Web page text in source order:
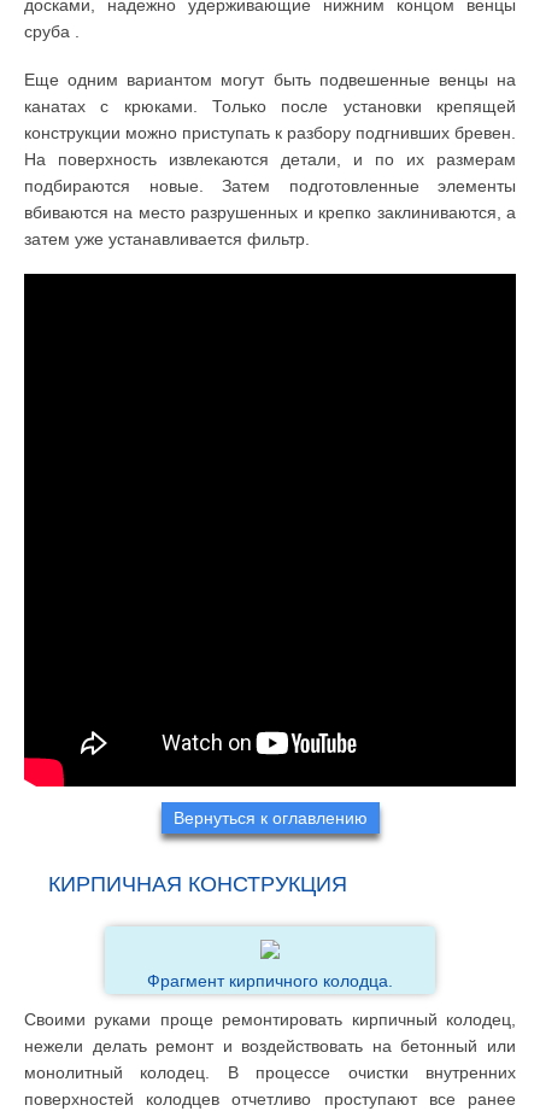
досками, надежно удерживающие нижним концом венцы
сруба .
Еще одним вариантом могут быть подвешенные венцы на
канатах с крюками. Только после установки крепящей
конструкции можно приступать к разбору подгнивших бревен.
На поверхность извлекаются детали, и по их размерам
подбираются новые. Затем подготовленные элементы
вбиваются на место разрушенных и крепко заклиниваются, а
затем уже устанавливается фильтр.
Вернуться к оглавлению
КИРПИЧНАЯ КОНСТРУКЦИЯ
Фрагмент кирпичного колодца.
Своими руками проще ремонтировать кирпичный колодец,
нежели делать ремонт и воздействовать на бетонный или
монолитный колодец. В процессе очистки внутренних
поверхностей колодцев отчетливо проступают все ранее